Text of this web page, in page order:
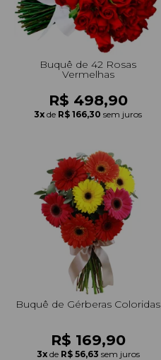
Buquê de 42 Rosas
Vermelhas
R$ 498,90
3x de R$ 166,30 sem juros
Buquê de Gérberas Coloridas
R$ 169,90
3x de R$ 56,63 sem juros